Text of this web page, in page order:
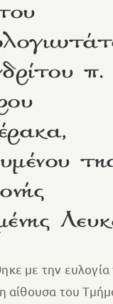
π.
με την
αίθουσα του